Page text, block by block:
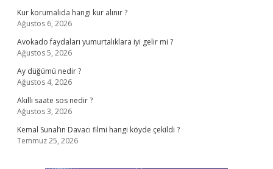
Kur korumalıda hangi kur alınır ?
Ağustos 6, 2026
Avokado faydaları yumurtalıklara iyi gelir mi ?
Ağustos 5, 2026
Ay düğümü nedir ?
Ağustos 4, 2026
Akıllı saate sos nedir ?
Ağustos 3, 2026
Kemal Sunal’ın Davacı filmi hangi köyde çekildi ?
Temmuz 25, 2026